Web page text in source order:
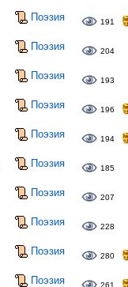
Поэзия 191
Поэзия 204
Поэзия 193
Поэзия 196
Поэзия 194
Поэзия 185
Поэзия 207
Поэзия 228
Поэзия 280
Поэзия 261